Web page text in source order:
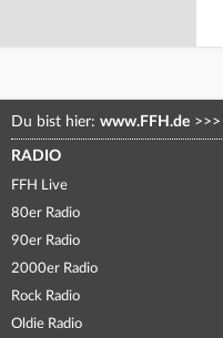
Du bist hier: www.FFH.de >>>
RADIO
FFH Live
80er Radio
90er Radio
2000er Radio
Rock Radio
Oldie Radio